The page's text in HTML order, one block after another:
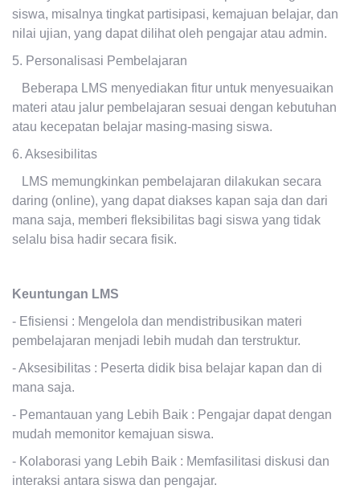
siswa, misalnya tingkat partisipasi, kemajuan belajar, dan
nilai ujian, yang dapat dilihat oleh pengajar atau admin.
5. Personalisasi Pembelajaran
Beberapa LMS menyediakan fitur untuk menyesuaikan
materi atau jalur pembelajaran sesuai dengan kebutuhan
atau kecepatan belajar masing-masing siswa.
6. Aksesibilitas
LMS memungkinkan pembelajaran dilakukan secara
daring (online), yang dapat diakses kapan saja dan dari
mana saja, memberi fleksibilitas bagi siswa yang tidak
selalu bisa hadir secara fisik.
Keuntungan LMS
- Efisiensi : Mengelola dan mendistribusikan materi
pembelajaran menjadi lebih mudah dan terstruktur.
- Aksesibilitas : Peserta didik bisa belajar kapan dan di
mana saja.
- Pemantauan yang Lebih Baik : Pengajar dapat dengan
mudah memonitor kemajuan siswa.
- Kolaborasi yang Lebih Baik : Memfasilitasi diskusi dan
interaksi antara siswa dan pengajar.